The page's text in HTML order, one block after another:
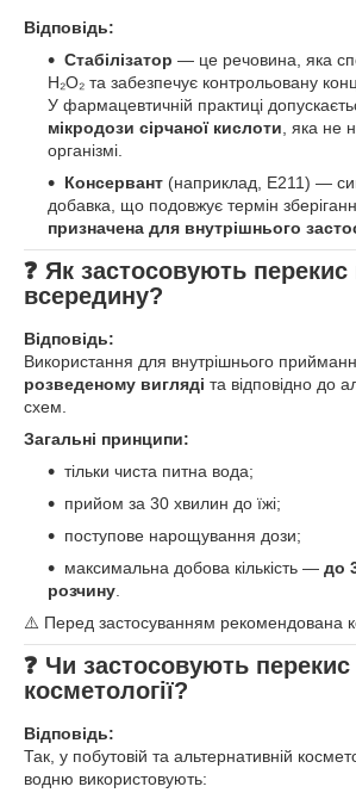
Відповідь:
Стабілізатор — це речовина, яка
H₂O₂ та забезпечує контрольовану
У фармацевтичній практиці
мікродози сірчаної кислоти, яка не
організмі.
Консервант (наприклад, Е211) —
добавка, що подовжує термін
призначена для внутрішнього
❓ Як застосовують
всередину?
Відповідь:
Використання для внутрішнього
розведеному вигляді та відповідно до
схем.
Загальні принципи:
тільки чиста питна вода;
прийом за 30 хвилин до їжі;
поступове нарощування дози;
максимальна добова кількість — до
розчину
⚠️ Перед застосуванням рекомендована
❓ Чи застосовують
косметології?
Відповідь:
Так, у побутовій та альтернативній
водню використовують: